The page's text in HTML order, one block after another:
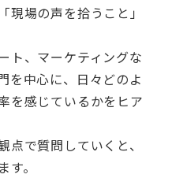
現場の声を拾うこと」
ト、マーケティングな
を中心に、日々どのよ
を感じているかをヒア
点で質問していくと、
。